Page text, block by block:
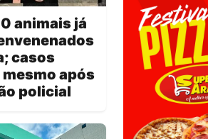
animais já
casos
após
policial